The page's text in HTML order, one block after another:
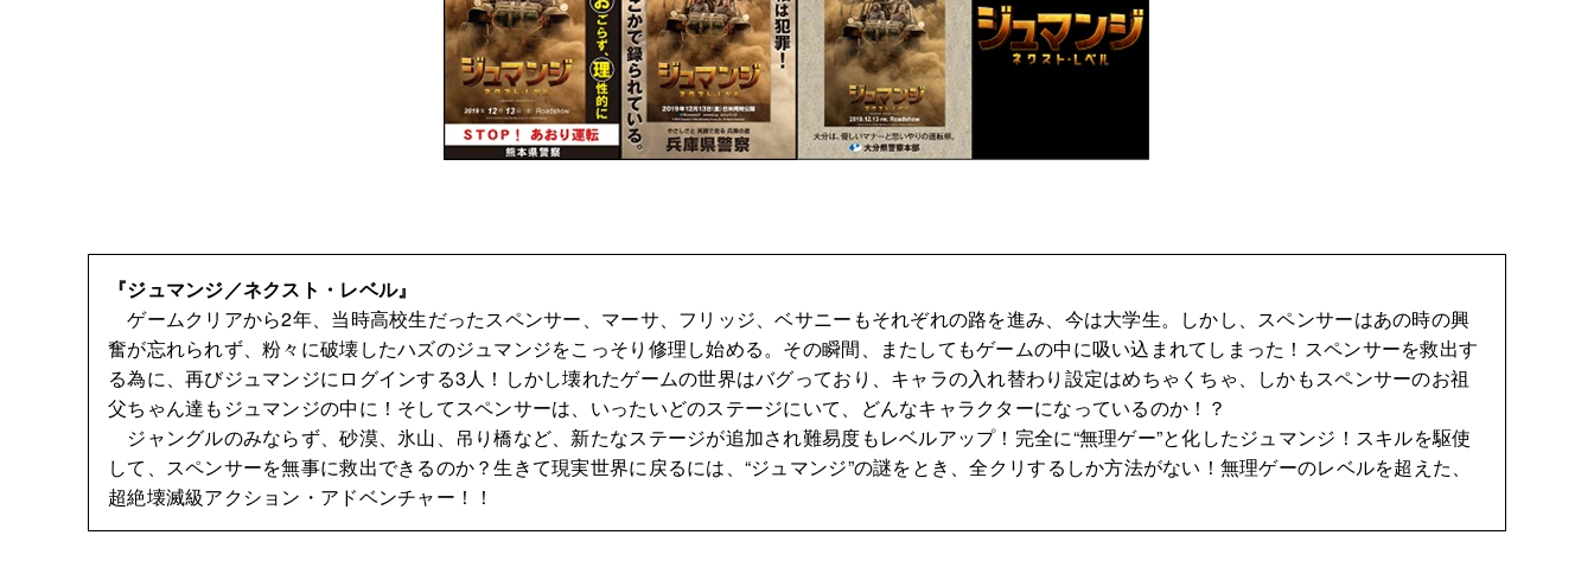
『ジュマンジ／ネクスト・レベル』
ゲームクリアから2年、当時高校生だったスペンサー、マーサ、フリッジ、ベサニーもそれぞれの路を進み、今は大学生。しかし、スペンサーはあの時の興
奮が忘れられず、粉々に破壊したハズのジュマンジをこっそり修理し始める。その瞬間、またしてもゲームの中に吸い込まれてしまった！スペンサーを救出す
る為に、再びジュマンジにログインする3人！しかし壊れたゲームの世界はバグっており、キャラの入れ替わり設定はめちゃくちゃ、しかもスペンサーのお祖
父ちゃん達もジュマンジの中に！そしてスペンサーは、いったいどのステージにいて、どんなキャラクターになっているのか！？
ジャングルのみならず、砂漠、氷山、吊り橋など、新たなステージが追加され難易度もレベルアップ！完全に“無理ゲー”と化したジュマンジ！スキルを駆使
して、スペンサーを無事に救出できるのか？生きて現実世界に戻るには、“ジュマンジ”の謎をとき、全クリするしか方法がない！無理ゲーのレベルを超えた、
超絶壊滅級アクション・アドベンチャー！！